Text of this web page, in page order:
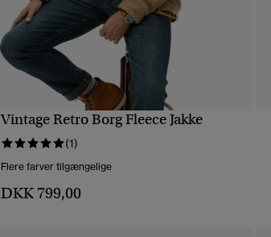
HURTIGVISNING
Vintage Retro Borg Fleece Jakke
(1)
Flere farver tilgængelige
DKK 799,00